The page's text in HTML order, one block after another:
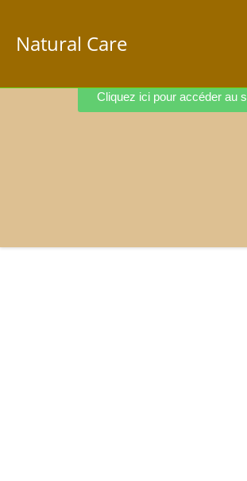
Natural Care
Cliquez ici pour accéder au